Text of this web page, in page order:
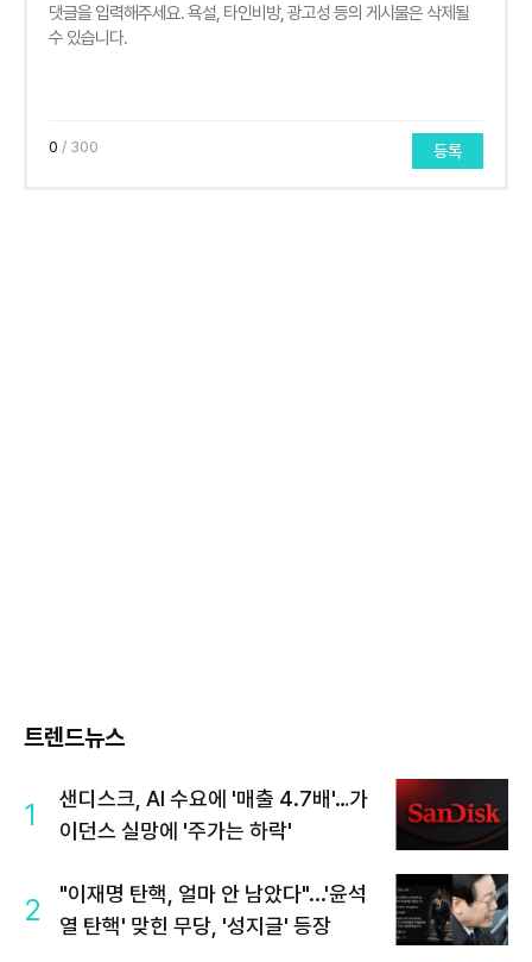
0 / 300 등록
트렌드뉴스
1
샌디스크, AI 수요에 '매출 4.7배'…가
이던스 실망에 '주가는 하락'
2
"이재명 탄핵, 얼마 안 남았다"...'윤석
열 탄핵' 맞힌 무당, '성지글' 등장